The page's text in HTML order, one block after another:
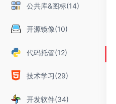
公共库&图标(14)
开源镜像(10)
代码托管(12)
技术学习(29)
开发软件(34)